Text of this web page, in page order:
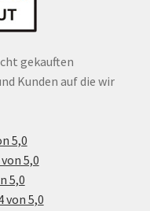
gekauften
Kunden auf die wir
5,0
5,0
5,0
von 5,0